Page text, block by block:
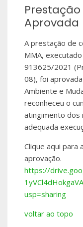
Aprovada
A prestação de
MMA,
913625/2021
08), foi
Ambiente e
reconheceu o
atingimento dos
adequada
Clique aqui para
aprovação.
https://drive.
usp=sharing
voltar ao topo